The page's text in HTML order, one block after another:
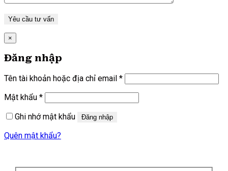
×
Đăng nhập
Tên tài khoản hoặc địa chỉ email *Bắt
buộc
Mật khẩu *Bắt
buộc
Ghi nhớ mật khẩu
Đăng nhập
Quên mật khẩu?